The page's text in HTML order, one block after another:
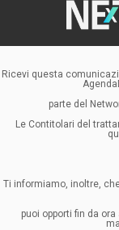
Ricevi questa
parte del
Le Contitolari del
Ti informiamo, inoltre,
puoi opporti fin da